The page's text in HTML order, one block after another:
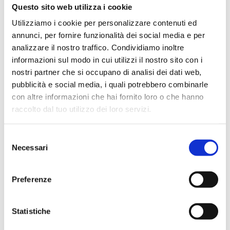
Questo sito web utilizza i cookie
Utilizziamo i cookie per personalizzare contenuti ed
annunci, per fornire funzionalità dei social media e per
analizzare il nostro traffico. Condividiamo inoltre
informazioni sul modo in cui utilizzi il nostro sito con i
nostri partner che si occupano di analisi dei dati web,
pubblicità e social media, i quali potrebbero combinarle
con altre informazioni che hai fornito loro o che hanno
raccolto dal tuo utilizzo dei loro servizi.
delNecessari
Preferenze
Statistiche
Lettore Smart Card USB